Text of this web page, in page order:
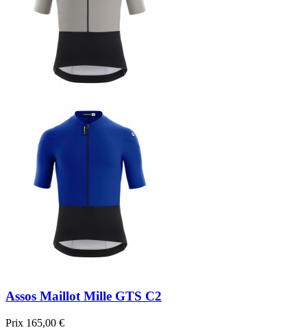
Assos Maillot Mille GTS C2
Prix 165,00 €